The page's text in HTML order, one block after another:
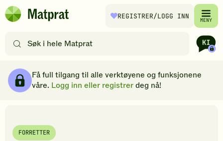
Hopp til hovedinnhold
Matprat
REGISTRER/LOGG INN MENY
etter
filtre
Få full tilgang til alle verktøyene og funksjonene
våre. Logg inn eller registrerdeg nå!
FORRETTER